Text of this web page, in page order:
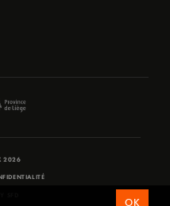
2026
OK